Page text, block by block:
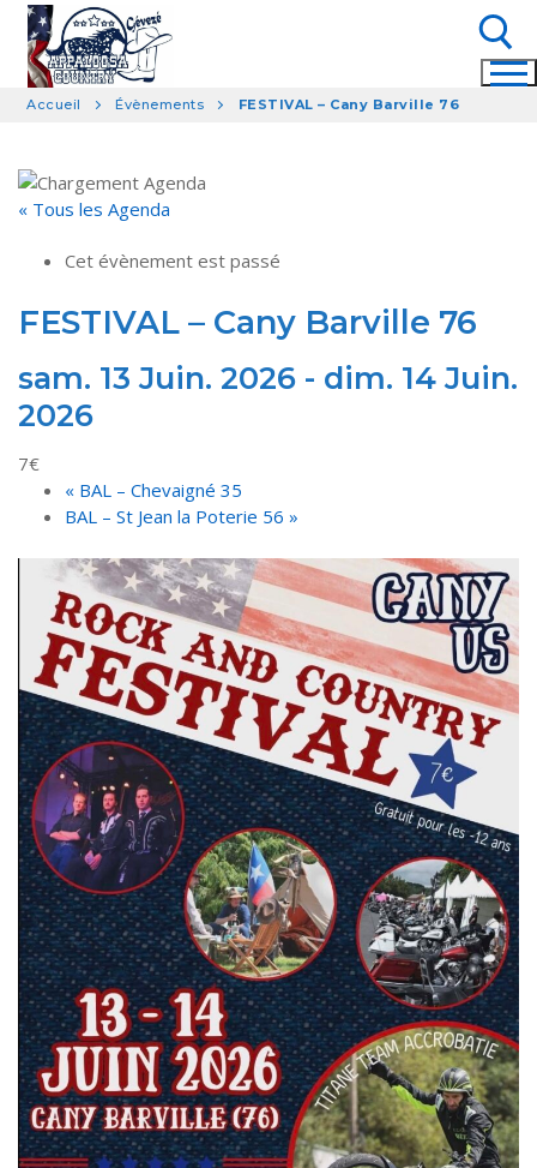
Aller
contenu
Accueil Évènements FESTIVAL – Cany Barville 76
« Tous les Agenda
Cet évènement est passé
FESTIVAL – Cany Barville 76
sam. 13 Juin. 2026 - dim. 14 Juin.
2026
7€
« BAL – Chevaigné 35
BAL – St Jean la Poterie 56»